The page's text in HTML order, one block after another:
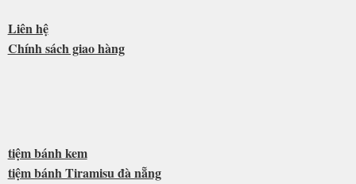
Liên hệ
Chính sách giao hàng
tiệm bánh kem
tiệm bánh Tiramisu đà nẵng